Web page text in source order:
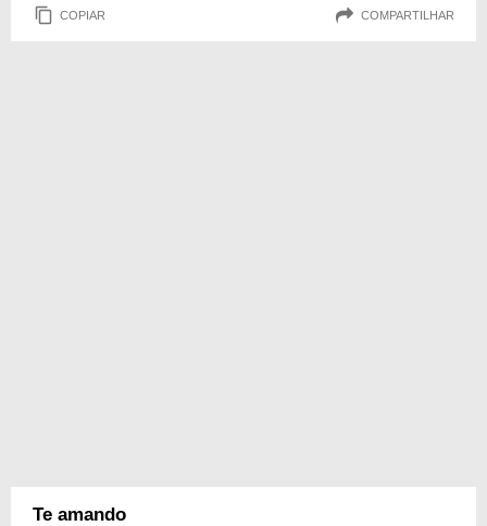
COPIAR COMPARTILHAR
Te amando